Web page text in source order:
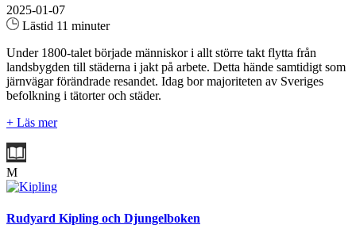
2025-01-07
Lästid 11 minuter
Under 1800-talet började människor i allt större takt flytta från
landsbygden till städerna i jakt på arbete. Detta hände samtidigt som
järnvägar förändrade resandet. Idag bor majoriteten av Sveriges
befolkning i tätorter och städer.
+ Läs mer
M
Rudyard Kipling och Djungelboken